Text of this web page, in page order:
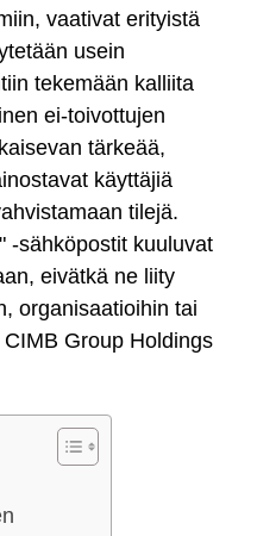
vaativat erityistä
usein
tekemään kalliita
ei-toivottujen
tärkeää,
käyttäjiä
tilejä.
-sähköpostit kuuluvat
eivätkä ne liity
organisaatioihin tai
Group Holdings